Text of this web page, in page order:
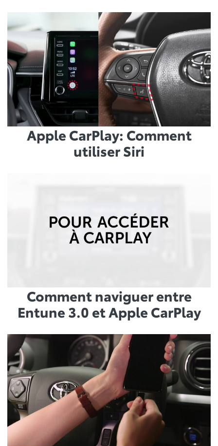
Apple CarPlay: Comment
utiliser Siri
Comment naviguer entre
Entune 3.0 et Apple CarPlay